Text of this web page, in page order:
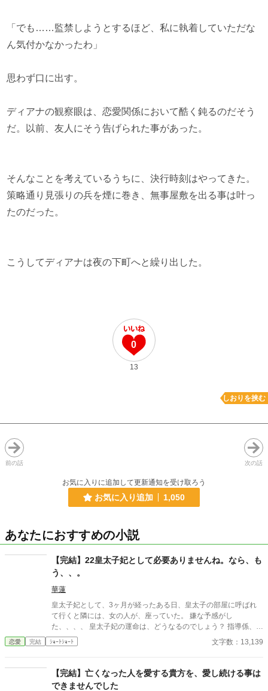
「でも……監禁しようとするほど、私に執着していただな
ん気付かなかったわ」
思わず口に出す。
ディアナの観察眼は、恋愛関係において酷く鈍るのだそう
だ。以前、友人にそう告げられた事があった。
そんなことを考えているうちに、決行時刻はやってきた。
策略通り見張りの兵を煙に巻き、無事屋敷を出る事は叶っ
たのだった。
こうしてディアナは夜の下町へと繰り出した。
0
13
しおりを挟む
前の話 次の話
お気に入りに追加して更新通知を受け取ろう
お気に入り追加 1,050
あなたにおすすめの小説
【完結】22皇太子妃として必要ありませんね。なら、も
う、、。
華蓮
皇太子妃として、3ヶ月が経ったある日、皇太子の部屋に呼ばれ
て行くと隣には、女の人が、座っていた。 嫌な予感がし
た、、、、 皇太子妃の運命は、どうなるのでしょう？ 指導係、教
育係編Part1
恋愛 完結 ｼｮｰﾄｼｮｰﾄ 文字数：13,139
【完結】亡くなった人を愛する貴方を、愛し続ける事は
できませんでした